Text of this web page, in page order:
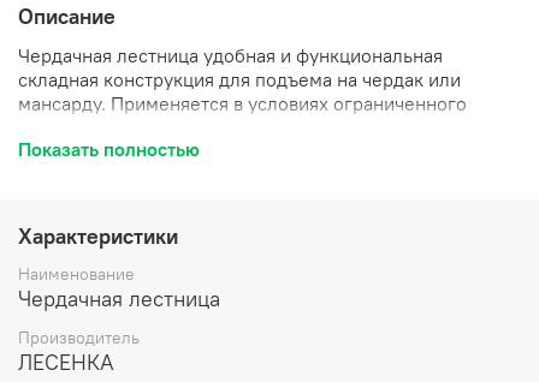
Описание
Чердачная лестница удобная и функциональная
складная конструкция для подъема на чердак или
мансарду. Применяется в условиях ограниченного
стационарную лестничную конструкцию. Изготовление
Лестница состоит из четырех секций, легко убирается в
потолок. Проста в установке.
Показать полностью
Характеристики
Наименование
Чердачная лестница
Производитель
ЛЕСЕНКА